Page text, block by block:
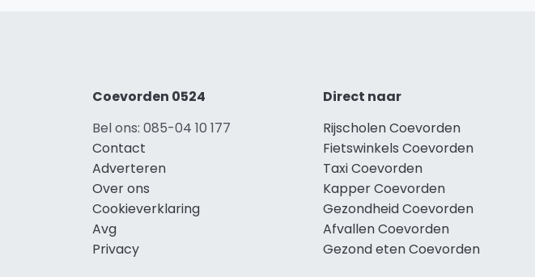
Coevorden 0524
Bel ons: 085-04 10 177
Contact
Adverteren
Over ons
Cookieverklaring
Avg
Privacy
Direct naar
Rijscholen Coevorden
Fietswinkels Coevorden
Taxi Coevorden
Kapper Coevorden
Gezondheid Coevorden
Afvallen Coevorden
Gezond eten Coevorden